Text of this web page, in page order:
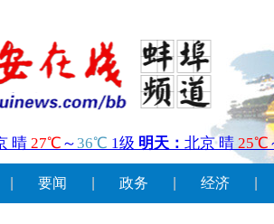
要闻 政务 经济